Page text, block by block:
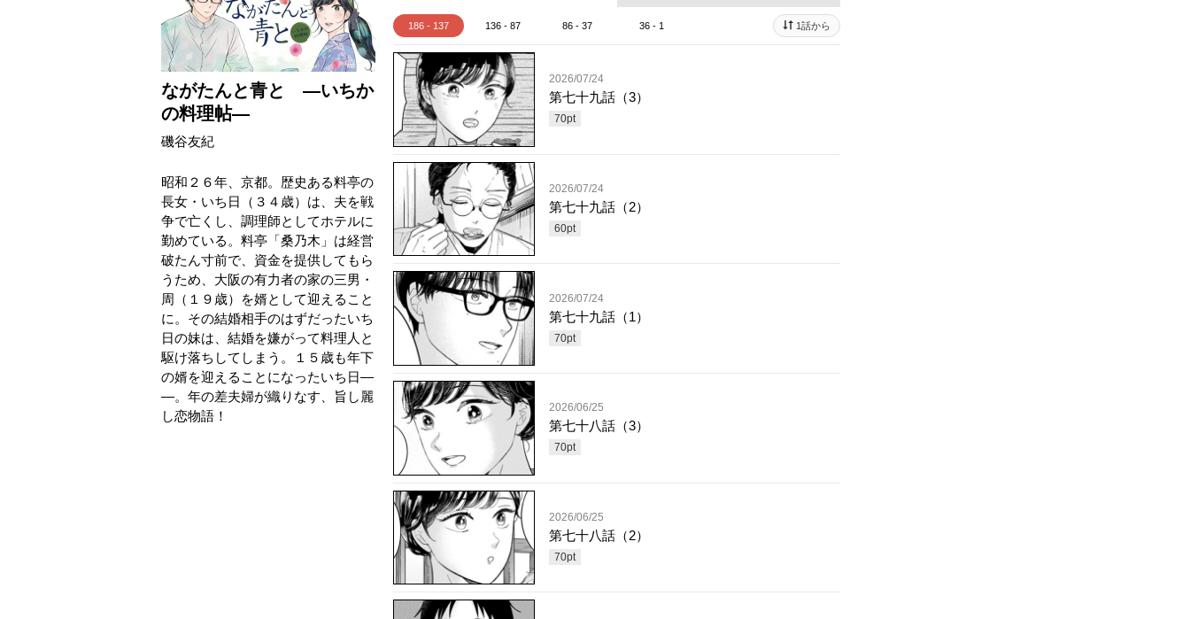
ながたんと青と ―いちか
の料理帖―
磯谷友紀
昭和２６年、京都。歴史ある料亭の
長女・いち日（３４歳）は、夫を戦
争で亡くし、調理師としてホテルに
勤めている。料亭「桑乃木」は経営
破たん寸前で、資金を提供してもら
うため、大阪の有力者の家の三男・
周（１９歳）を婿として迎えること
に。その結婚相手のはずだったいち
日の妹は、結婚を嫌がって料理人と
駆け落ちしてしまう。１５歳も年下
の婿を迎えることになったいち日―
―。年の差夫婦が織りなす、旨し麗
し恋物語！
186 - 137 136 - 87 86 - 37 36 - 1 1話から
2026/07/24
第七十九話（3）
70pt
2026/07/24
第七十九話（2）
60pt
2026/07/24
第七十九話（1）
70pt
2026/06/25
第七十八話（3）
70pt
2026/06/25
第七十八話（2）
70pt